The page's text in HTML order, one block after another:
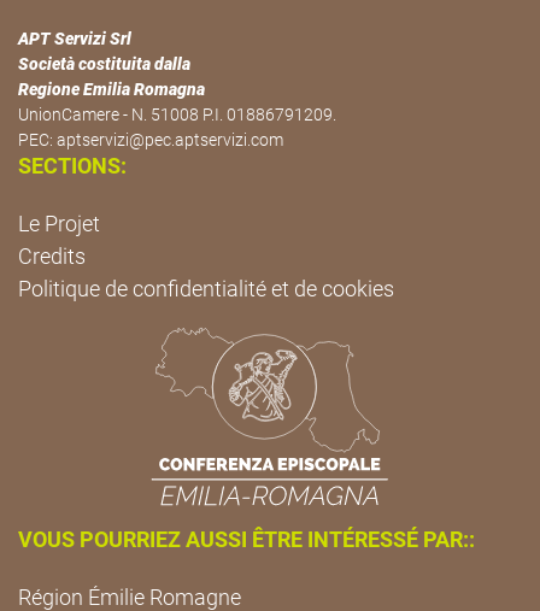
APT Servizi Srl
Società costituita dalla
Regione Emilia Romagna
UnionCamere - N. 51008 P.I. 01886791209.
PEC: aptservizi@pec.aptservizi.com
SECTIONS:
Le Projet
Credits
Politique de confidentialité et de cookies
VOUS POURRIEZ AUSSI ÊTRE INTÉRESSÉ PAR::
Région Émilie Romagne